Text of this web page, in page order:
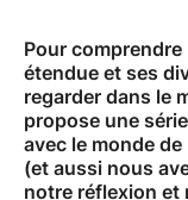
Pour
étendue et ses
regarder dans le
propose une
avec le monde
(et aussi nous
notre réflexion et